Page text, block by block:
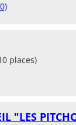
places)
"LES